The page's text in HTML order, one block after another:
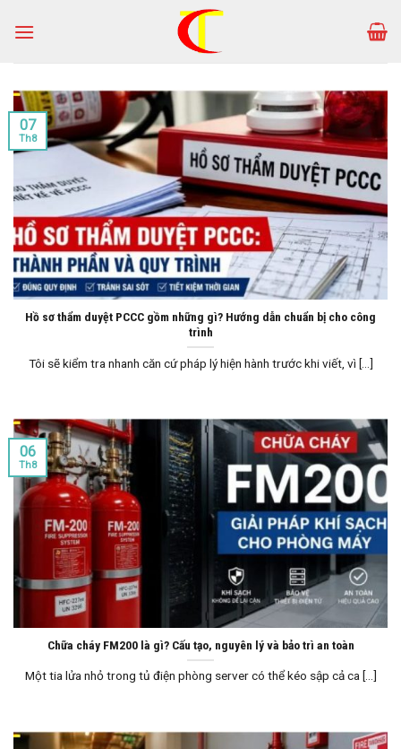
Hồ sơ thẩm duyệt PCCC gồm những gì? Hướng dẫn chuẩn bị cho công
trình
Tôi sẽ kiểm tra nhanh căn cứ pháp lý hiện hành trước khi viết, vì [...]
07
Th8
Chữa cháy FM200 là gì? Cấu tạo, nguyên lý và bảo trì an toàn
Một tia lửa nhỏ trong tủ điện phòng server có thể kéo sập cả ca [...]
06
Th8